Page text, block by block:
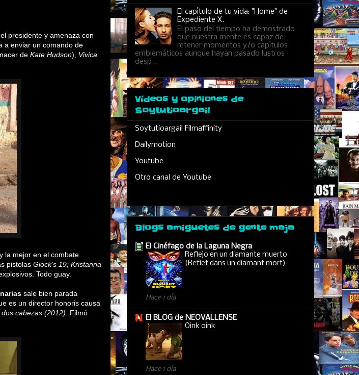
presidente y amenaza con
a enviar un comando de
de Kate Hudson), Vivica
la mejor en el combate
pistolas Glock’s 19; Kristanna
Todo guay.
sale bien parada
es un director honoris causa
cabezas (2012). Filmó
El capítulo de tu vida: "Home" de
Expediente X.
El paso del tiempo ha demostrado
que nuestra mente es capaz de
retener momentos y/o capítulos
emblemáticos aunque hayan pasado lustros
desp...
Vídeos y opiniones de
Soytutioargail
Soytutioargail Filmaffinity
Dailymotion
Youtube
Otro canal de Youtube
Blogs amiguetes de gente maja
El Cinéfago de la Laguna Negra
Reflejo en un diamante muerto
(Reflet dans un diamant mort)
Hace 1 día
El BLOG de NEOVALLENSE
Oink oink
Hace 1 día